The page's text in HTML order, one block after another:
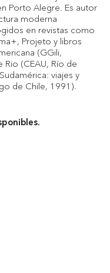
Porto Alegre. Es autor
moderna
en revistas como
Projeto y libros
(GGili,
(CEAU, Río de
viajes y
de Chile, 1991).